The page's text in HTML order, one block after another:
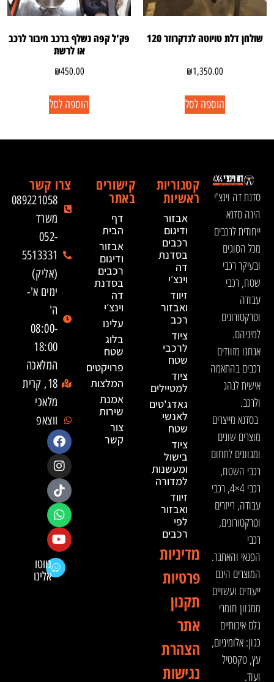
שולחן דלת טויוטה לנדקרוזר 120
₪1,350.00
הוספה לסל
פק'ל קפה נשלף ברכב חיבור לרכב
או לרשת
₪450.00
הוספה לסל
סדנת דה וינצ'י
הינה סדנא
ייחודית לרכבים
מכל הסוגים
ובעיקר רכבי
שטח, רכבי
עבודה
וטרקטורונים
למיניהם.
אנחנו מזוודים
רכבים בהתאמה
אישית לנהג
ולרכב.
בסדנא מייצרים
מוצרים שונים
ומגוונים לתחום
רכבי השטח,
רכבי 4×4, רכבי
עבודה, רייזרים
וטרקטורונים,
רכבי
הפנאי והאתגר.
המוצרים הינם
ייעודים ועשויים
ממגוון חומרי
גלם איכותיים
כגון: אלומיניום,
עץ, טקסטיל
ועוד.
קטגוריות
ראשיות
אבזור
ודיגום
רכבים
בסדנת
דה
וינצ׳י
זיווד
ואבזור
רכב
ציוד
לרכבי
שטח
ציוד
למטיילים
גאדג'טים
לאנשי
שטח
ציוד
בישול
ומעשנות
למדורה
זיווד
ואבזור
לפי
רכבים
מדיניות
פרטיות
תקנון
אתר
הצהרת
נגישות
קישורים
באתר
דף
הבית
אבזור
ודיגום
רכבים
בסדנת
דה
וינצ׳י
עלינו
בלוג
שטח
פרויקטים
המלצות
אמנת
שירות
צור
קשר
צרו קשר
089221058
משרד
052-
5513331
(אליק)
ימים א'-
ה'
08:00-
18:00
המלאכה
18, קרית
מלאכי
ווצאפ
נווטו
אלינו